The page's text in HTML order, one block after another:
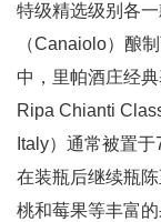
特级精选级别各
（Canaiolo）酿
中，里帕酒庄经
Ripa Chianti
Italy）通常被置
在装瓶后继续瓶
桃和莓果等丰富